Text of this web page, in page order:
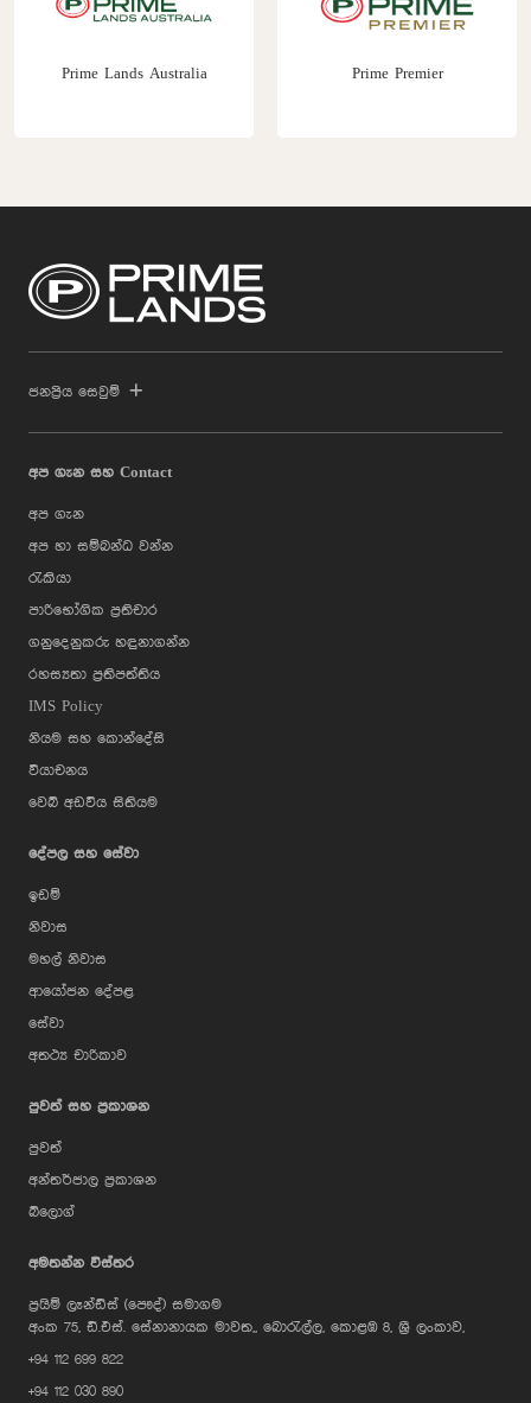
Prime Lands Australia Prime Premier
ජනප්‍රිය සෙවුම්
අප ගැන සහ Contact
අප ගැන
අප හා සම්බන්ධ වන්න
රැකියා
පාරිභෝගික ප්‍රතිචාර
ගනුදෙනුකරු හඳුනාගන්න
රහස්‍යතා ප්‍රතිපත්තිය
IMS Policy
නියම සහ කොන්දේසි
වියාචනය
වෙබ් අඩවිය සිතියම
දේපල සහ සේවා
ඉඩම්
නිවාස
මහල් නිවාස
ආයෝජන දේපළ
සේවා
අතථ්‍ය චාරිකාව
පුවත් සහ ප්‍රකාශන
පුවත්
අන්තර්ජාල ප්‍රකාශන
බ්ලොග්
අමතන්න විස්තර
ප්‍රයිම් ලෑන්ඩ්ස් (පෞද්) සමාගම
අංක 75, ඩී.එස්. සේනානායක මාවත,, බොරැල්ල, කොළඹ 8, ශ්‍රී ලංකාව,
+94 112 699 822
+94 112 030 890
Hi, I'm Prime Bee, Your AI